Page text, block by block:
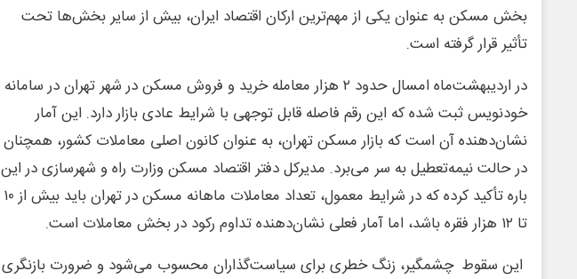
بخش مسکن به عنوان یکی از مهم‌ترین ارکان اقتصاد ایران، بیش از سایر بخش‌ها تحت
تأثیر قرار گرفته است.
در اردیبهشت‌ماه امسال حدود ۲ هزار معامله خرید و فروش مسکن در شهر تهران در سامانه
خودنویس ثبت شده که این رقم فاصله قابل توجهی با شرایط عادی بازار دارد. این آمار
نشان‌دهنده آن است که بازار مسکن تهران، به عنوان کانون اصلی معاملات کشور، همچنان
در حالت نیمه‌تعطیل به سر می‌برد. مدیرکل دفتر اقتصاد مسکن وزارت راه و شهرسازی در این
باره تأکید کرده که در شرایط معمول، تعداد معاملات ماهانه مسکن در تهران باید بیش از ۱۰
تا ۱۲ هزار فقره باشد، اما آمار فعلی نشان‌دهنده تداوم رکود در بخش معاملات است.
این سقوط چشمگیر، زنگ خطری برای سیاست‌گذاران محسوب می‌شود و ضرورت بازنگری